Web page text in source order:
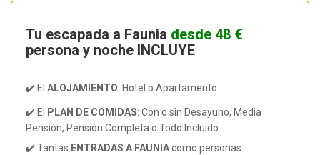
Tu escapada a Faunia desde 48 €
persona y noche INCLUYE
✔️ El ALOJAMIENTO: Hotel o Apartamento.
✔️ El PLAN DE COMIDAS: Con o sin Desayuno, Media
Pensión, Pensión Completa o Todo Incluido
✔️ Tantas ENTRADAS A FAUNIAcomo personas